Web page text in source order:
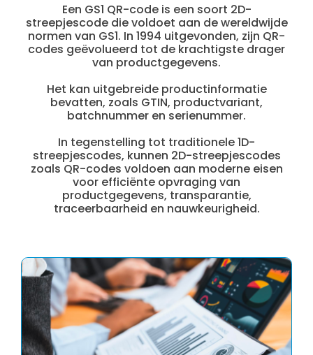
Een GS1 QR-code is een soort 2D-
streepjescode die voldoet aan de wereldwijde
normen van GS1. In 1994 uitgevonden, zijn QR-
codes geëvolueerd tot de krachtigste drager
van productgegevens.
Het kan uitgebreide productinformatie
bevatten, zoals GTIN, productvariant,
batchnummer en serienummer.
In tegenstelling tot traditionele 1D-
streepjescodes, kunnen 2D-streepjescodes
zoals QR-codes voldoen aan moderne eisen
voor efficiënte opvraging van
productgegevens, transparantie,
traceerbaarheid en nauwkeurigheid.